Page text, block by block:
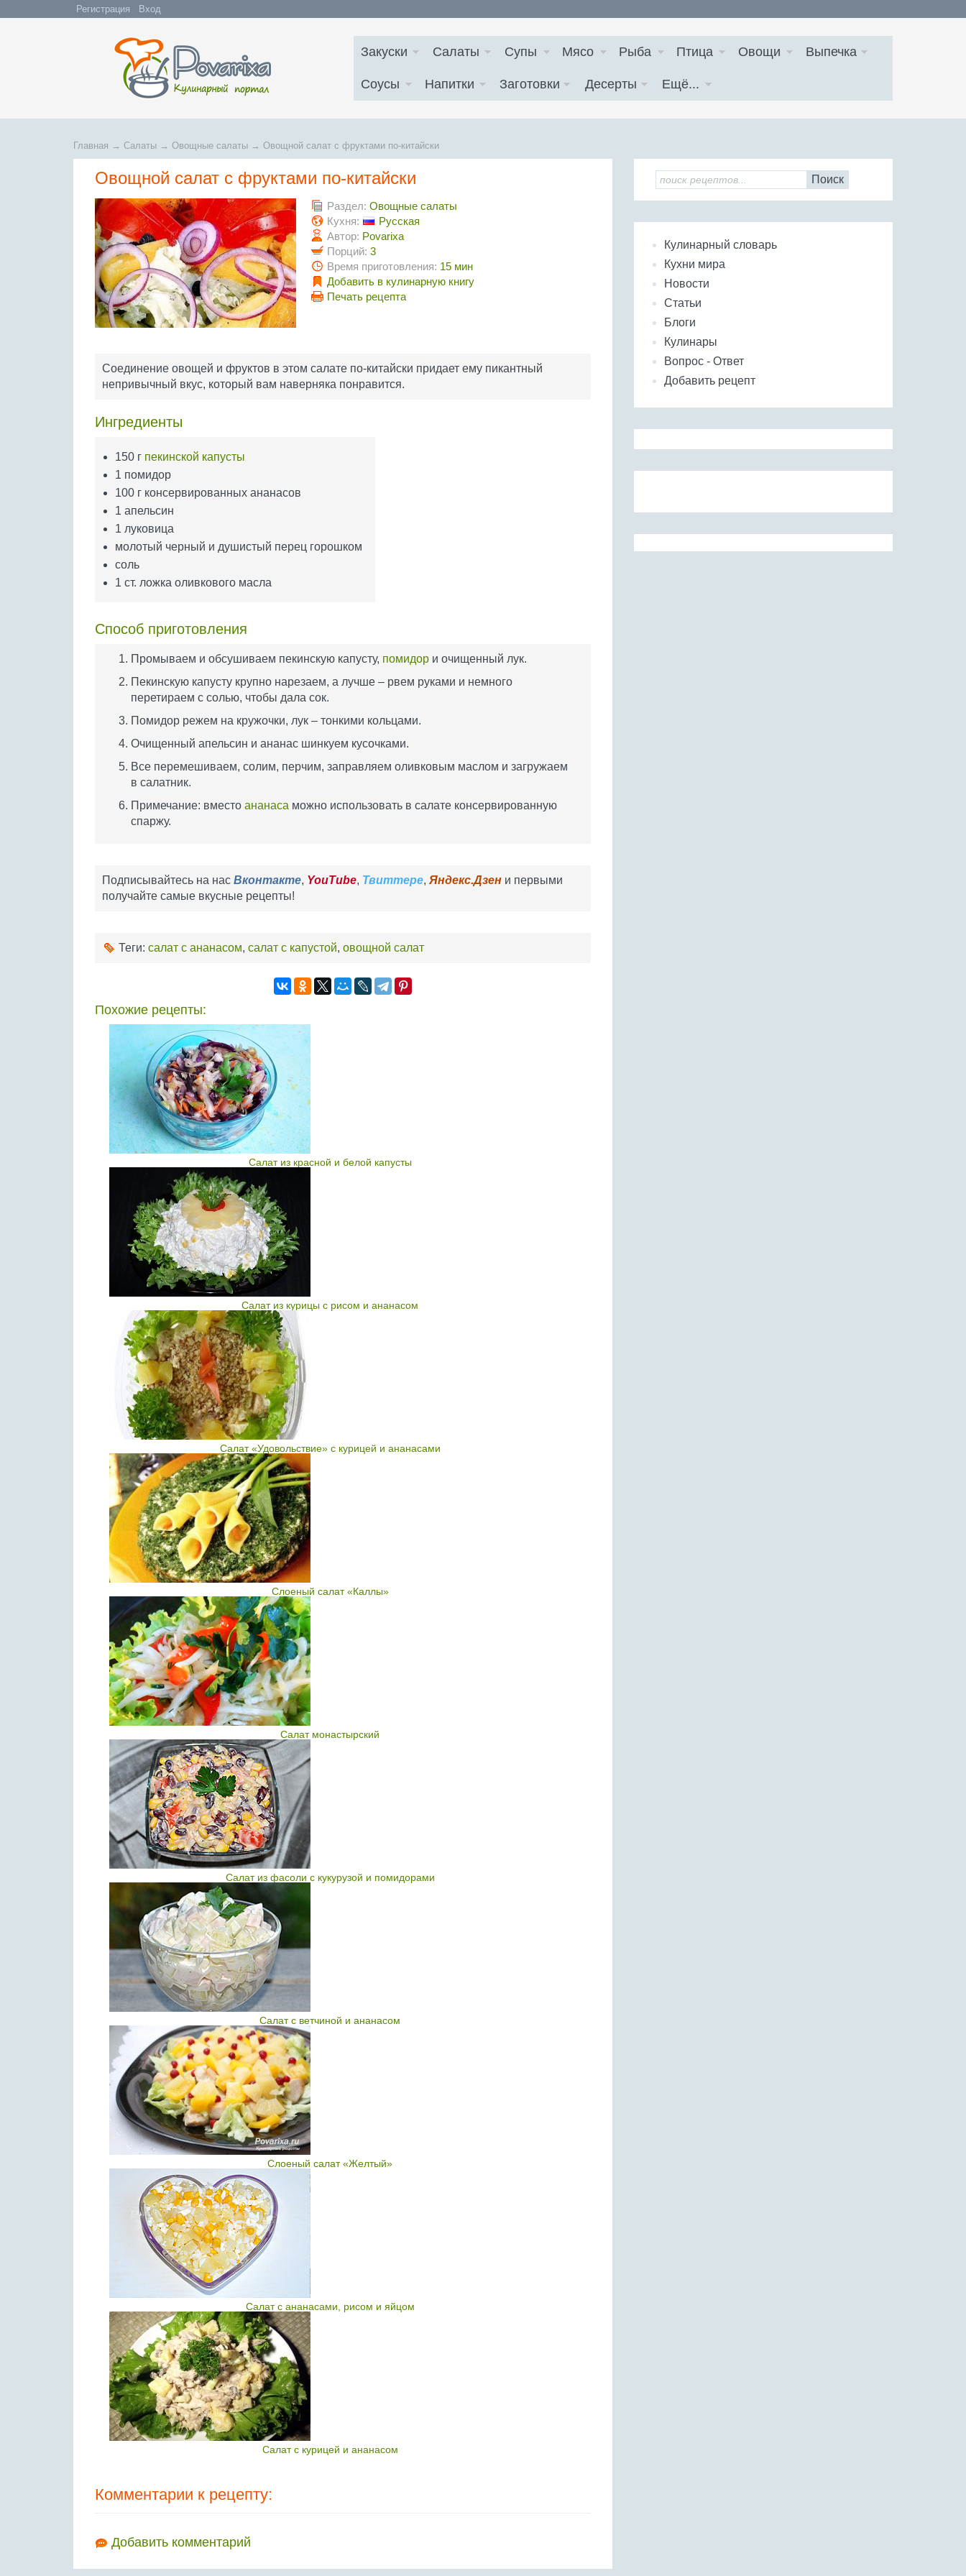
Регистрация Вход
Закуски Салаты Супы Мясо Рыба Птица Овощи Выпечка
Соусы Напитки Заготовки Десерты Ещё...
Главная → Салаты → Овощные салаты → Овощной салат с фруктами по-китайски
Овощной салат с фруктами по-китайски
Раздел: Овощные салаты
Кухня:
Русская
Автор: Povarixa
Порций: 3
Время приготовления: 15 мин
Добавить в кулинарную книгу
Печать рецепта
Соединение овощей и фруктов в этом салате по-китайски придает ему пикантный
непривычный вкус, который вам наверняка понравится.
Ингредиенты
150 г пекинской капусты
1 помидор
100 г консервированных ананасов
1 апельсин
1 луковица
молотый черный и душистый перец горошком
соль
1 ст. ложка оливкового масла
Способ приготовления
Промываем и обсушиваем пекинскую капусту, помидор и очищенный лук.
Пекинскую капусту крупно нарезаем, а лучше – рвем руками и немного
перетираем с солью, чтобы дала сок.
Помидор режем на кружочки, лук – тонкими кольцами.
Очищенный апельсин и ананас шинкуем кусочками.
Все перемешиваем, солим, перчим, заправляем оливковым маслом и загружаем
в салатник.
Примечание: вместо ананаса можно использовать в салате консервированную
спаржу.
Подписывайтесь на нас Вконтакте, YouTube, Твиттере, Яндекс.Дзен и первыми
получайте самые вкусные рецепты!
Теги: салат с ананасом, салат с капустой, овощной салат
Похожие рецепты:
Салат из красной и белой капусты
Салат из курицы с рисом и ананасом
Салат «Удовольствие» с курицей и ананасами
Слоеный салат «Каллы»
Салат монастырский
Салат из фасоли с кукурузой и помидорами
Салат с ветчиной и ананасом
Слоеный салат «Желтый»
Салат с ананасами, рисом и яйцом
Салат с курицей и ананасом
Комментарии к рецепту:
Добавить комментарий
Поиск
Кулинарный словарь
Кухни мира
Новости
Статьи
Блоги
Кулинары
Вопрос - Ответ
Добавить рецепт